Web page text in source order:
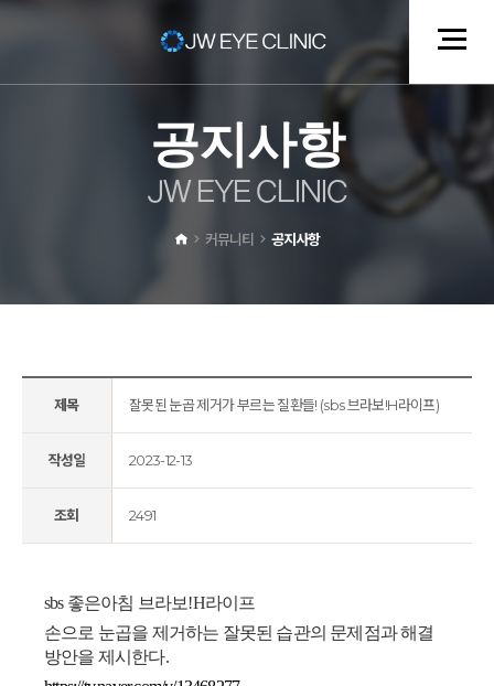
공지 사항
JW EYE CL N C
커뮤니티 공지사항
제목 잘못된 눈곱 제거가 부르는 질환들! (sbs 브라보!H라이프)
작성일 2023-12-13
조회 2491
sbs 좋은아침 브라보!H라이프
손으로 눈곱을 제거하는 잘못된 습관의 문제점과 해결
방안을 제시한다.